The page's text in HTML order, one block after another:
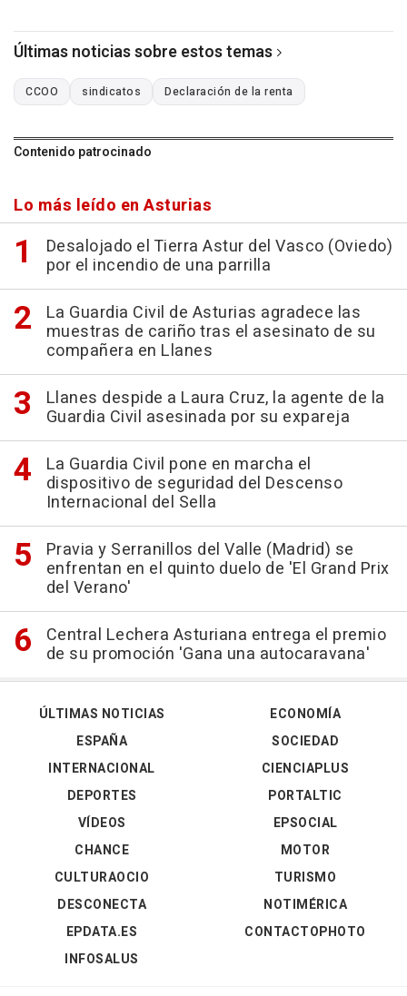
Últimas noticias sobre estos temas
CCOO sindicatos Declaración de la renta
Contenido patrocinado
Lo más leído en Asturias
Desalojado el Tierra Astur del Vasco (Oviedo)
por el incendio de una parrilla
La Guardia Civil de Asturias agradece las
muestras de cariño tras el asesinato de su
compañera en Llanes
Llanes despide a Laura Cruz, la agente de la
Guardia Civil asesinada por su expareja
La Guardia Civil pone en marcha el
dispositivo de seguridad del Descenso
Internacional del Sella
Pravia y Serranillos del Valle (Madrid) se
enfrentan en el quinto duelo de 'El Grand Prix
del Verano'
Central Lechera Asturiana entrega el premio
de su promoción 'Gana una autocaravana'
ÚLTIMAS NOTICIAS
ESPAÑA
INTERNACIONAL
DEPORTES
VÍDEOS
ECONOMÍA
SOCIEDAD
CIENCIAPLUS
PORTALTIC
EPSOCIAL
CHANCE
CULTURAOCIO
DESCONECTA
EPDATA.ES
INFOSALUS
MOTOR
TURISMO
NOTIMÉRICA
CONTACTOPHOTO